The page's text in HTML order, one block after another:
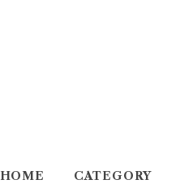
HOME CATEGORY